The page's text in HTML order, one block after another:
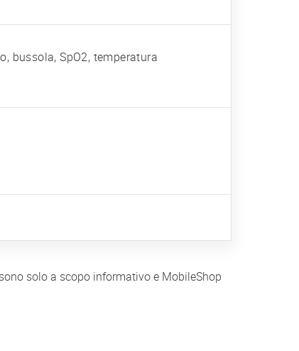
bussola, SpO2, temperatura
solo a scopo informativo e MobileShop